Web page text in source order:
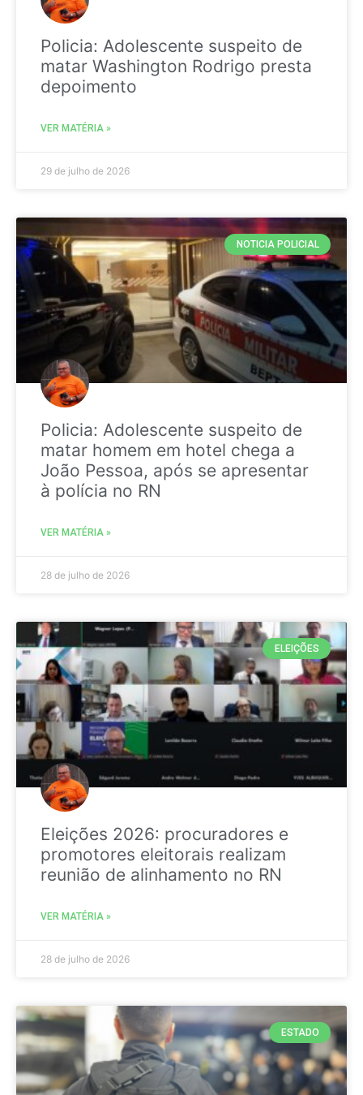
Policia: Adolescente suspeito de
matar Washington Rodrigo presta
depoimento
VER MATÉRIA »
29 de julho de 2026
NOTICIA POLICIAL
Policia: Adolescente suspeito de
matar homem em hotel chega a
João Pessoa, após se apresentar
à polícia no RN
VER MATÉRIA »
28 de julho de 2026
ELEIÇÕES
Eleições 2026: procuradores e
promotores eleitorais realizam
reunião de alinhamento no RN
VER MATÉRIA »
28 de julho de 2026
ESTADO